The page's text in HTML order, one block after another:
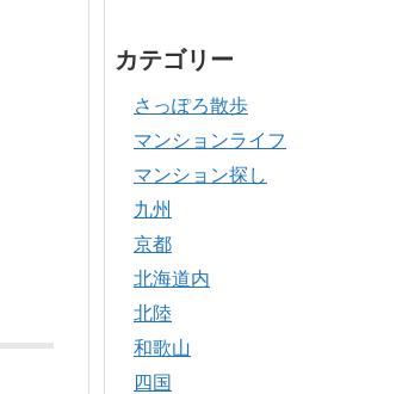
カテゴリー
さっぽろ散歩
マンションライフ
マンション探し
九州
京都
北海道内
北陸
和歌山
四国